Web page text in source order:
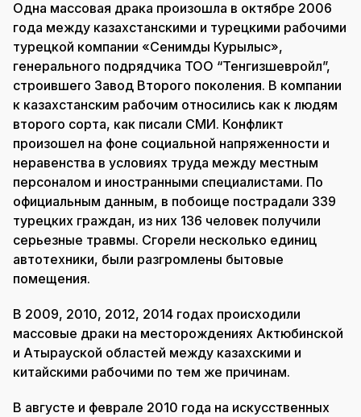
Одна массовая драка произошла в октябре 2006
года между казахстанскими и турецкими рабочими
турецкой компании «Сенимды Курылыс»,
генерального подрядчика ТОО “Тенгизшевройл”,
строившего Завод Второго поколения. В компании
к казахстанским рабочим относились как к людям
второго сорта, как писали СМИ. Конфликт
произошел на фоне социальной напряженности и
неравенства в условиях труда между местным
персоналом и иностранными специалистами. По
официальным данным, в побоище пострадали 339
турецких граждан, из них 136 человек получили
серьезные травмы. Сгорели несколько единиц
автотехники, были разгромлены бытовые
помещения.
В 2009, 2010, 2012, 2014 годах происходили
массовые драки на месторождениях Актюбинской
и Атырауской областей между казахскими и
китайскими рабочими по тем же причинам.
В августе и феврале 2010 года на искусственных